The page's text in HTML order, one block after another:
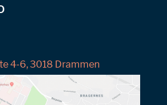
4-6, 3018 Drammen